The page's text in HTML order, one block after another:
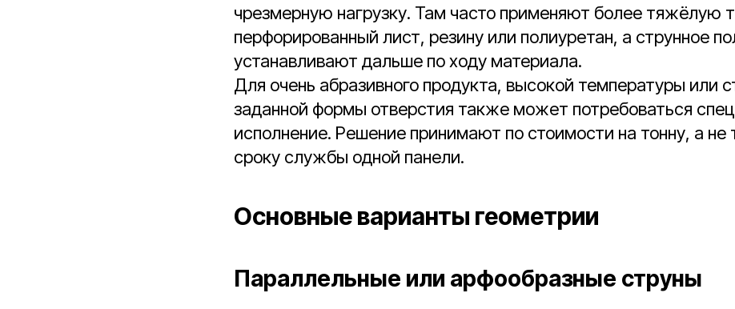
чрезмерную нагрузку. Там часто применяют более тяжёлую
перфорированный лист, резину или полиуретан, а струнное
устанавливают дальше по ходу материала.
Для очень абразивного продукта, высокой температуры или
заданной формы отверстия также может потребоваться
исполнение. Решение принимают по стоимости на тонну, а не
сроку службы одной панели.
Основные варианты геометрии
Параллельные или арфообразные струны